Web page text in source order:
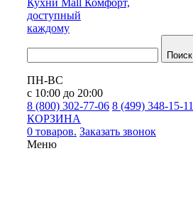
Кухни Mall Комфорт,
доступный
каждому
Поиск
ПН-ВС
с 10:00 до 20:00
8 (800) 302-77-06 8 (499) 348-15-11
КОРЗИНА
0 товаров. Заказать звонок
Меню